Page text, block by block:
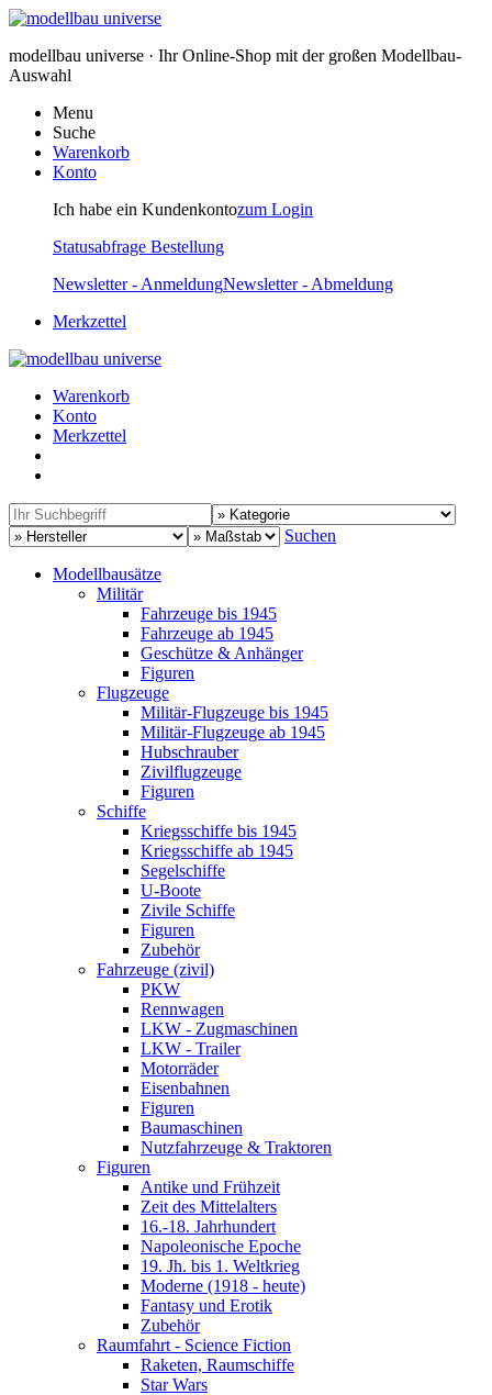
modellbau universe · Ihr Online-Shop mit der großen Modellbau-
Auswahl
Menu
Suche
Warenkorb
Konto
Ich habe ein Kundenkontozum Login
Statusabfrage Bestellung
Newsletter - AnmeldungNewsletter - Abmeldung
Merkzettel
Warenkorb
Konto
Merkzettel
Suchen
Modellbausätze
Militär
Fahrzeuge bis 1945
Fahrzeuge ab 1945
Geschütze & Anhänger
Figuren
Flugzeuge
Militär-Flugzeuge bis 1945
Militär-Flugzeuge ab 1945
Hubschrauber
Zivilflugzeuge
Figuren
Schiffe
Kriegsschiffe bis 1945
Kriegsschiffe ab 1945
Segelschiffe
U-Boote
Zivile Schiffe
Figuren
Zubehör
Fahrzeuge (zivil)
PKW
Rennwagen
LKW - Zugmaschinen
LKW - Trailer
Motorräder
Eisenbahnen
Figuren
Baumaschinen
Nutzfahrzeuge & Traktoren
Figuren
Antike und Frühzeit
Zeit des Mittelalters
16.-18. Jahrhundert
Napoleonische Epoche
19. Jh. bis 1. Weltkrieg
Moderne (1918 - heute)
Fantasy und Erotik
Zubehör
Raumfahrt - Science Fiction
Raketen, Raumschiffe
Star Wars